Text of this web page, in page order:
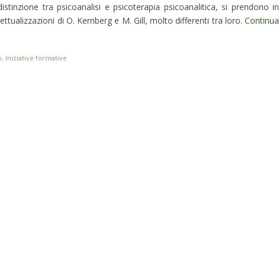
tra psicoanalisi e psicoterapia psicoanalitica, si prendono in
di O. Kernberg e M. Gill, molto differenti tra loro. Continua
, Iniziative formative